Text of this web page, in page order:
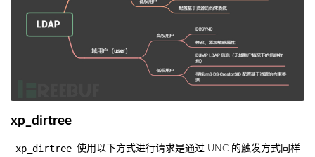
xp_dirtree
xp_dirtree 使用以下方式进行请求是通过 UNC 的触发方式同样